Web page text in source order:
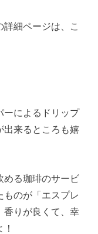
細ページは、こ
ーによるドリップ
出来るところも嬉
める珈琲のサービ
ものが「エスプレ
香りが良くて、幸